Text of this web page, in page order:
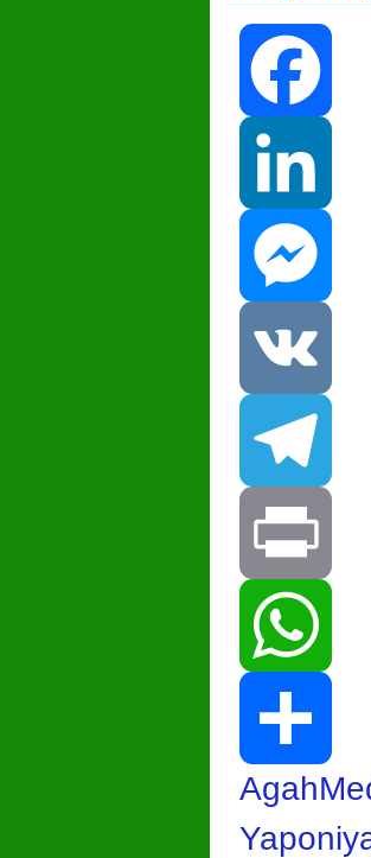
Facebook
LinkedIn
VK
Telegram
Print
Share